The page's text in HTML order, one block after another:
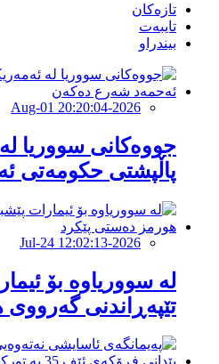
تازەکان
تایبەت
بیندراو
2026-Aug-01 20:20:04
جووەكانی سووریا
پاڵپشتی حكومەتی
2026-Jul-24 12:02:13
لە سووریاوە بۆ
تێپەڕاندنى